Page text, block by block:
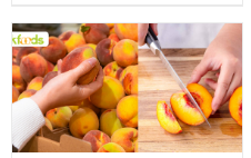
سے متعلق غلط فہمیوں کی
حقیقت کیا ہے اور افواہ
کیا؟